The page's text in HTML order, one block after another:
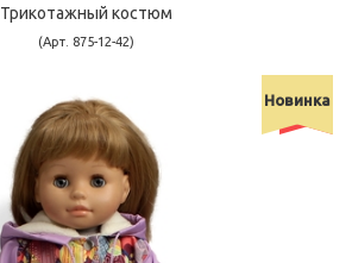
Трикотажный костюм
(Арт. 875-12-42)
-
Новинка